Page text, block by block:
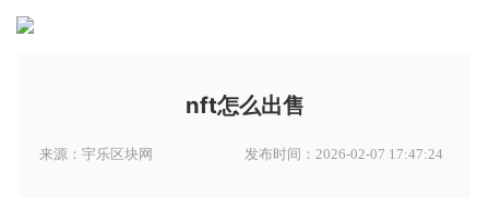
nft怎么出售
来源：宇乐区块网 发布时间：2026-02-07 17:47:24